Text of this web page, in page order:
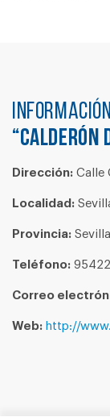
“CALDERÓN
Dirección: Calle
Localidad:
Provincia: Sevilla
Teléfono:
Correo
Web: http://